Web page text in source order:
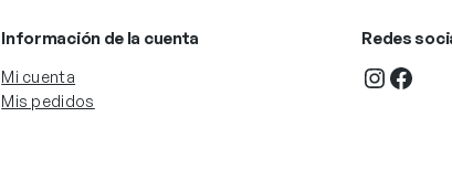
Información de la cuenta
Mi cuenta
Mis pedidos
Redes
InstagramFacebook